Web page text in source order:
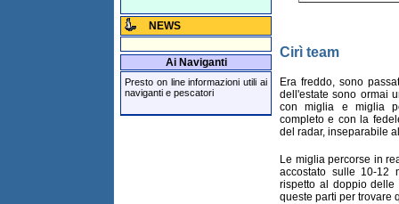
NEWS
Ai Naviganti
Presto on line informazioni utili ai
naviganti e pescatori
Cirì team
Era freddo, sono
dell'estate sono ormai
con miglia e miglia
completo e con la
del radar, inseparabile
Le miglia percorse in
accostato sulle 10-12
rispetto al doppio
queste parti per trovare